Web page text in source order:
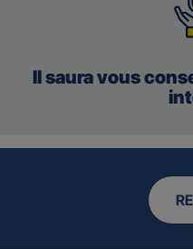
Il saura vous